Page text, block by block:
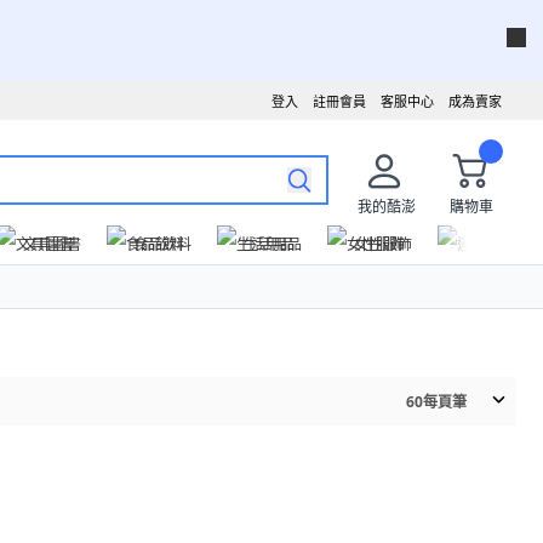
成為賣家
客服中心
註冊會員
登入
我的酷澎
購物車
文具圖書
食品飲料 生活用品 女性服飾
60每頁筆